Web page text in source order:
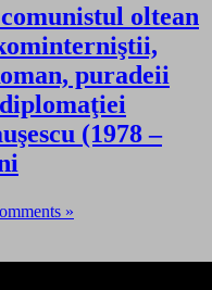
oltean
puradeii
(1978 –
»